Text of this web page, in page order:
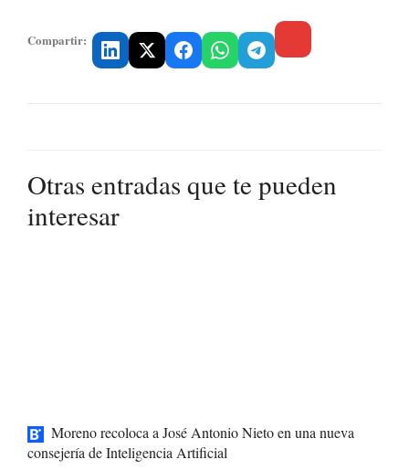
Compartir:
Otras entradas que te pueden
interesar
Moreno recoloca a José Antonio Nieto en una nueva
consejería de Inteligencia Artificial